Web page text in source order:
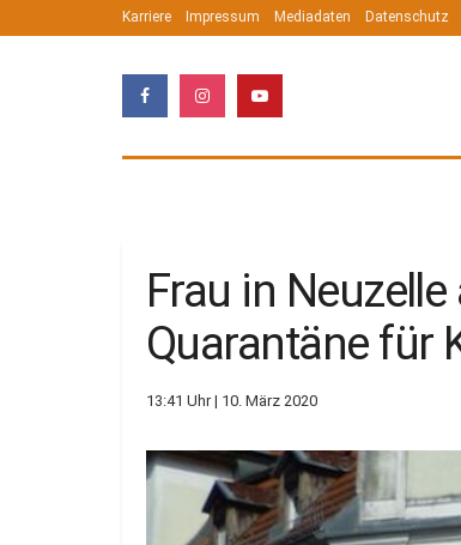
Karriere Impressum Mediadaten Datenschutz
Frau in
Quarantäne für
13:41 Uhr | 10. März 2020